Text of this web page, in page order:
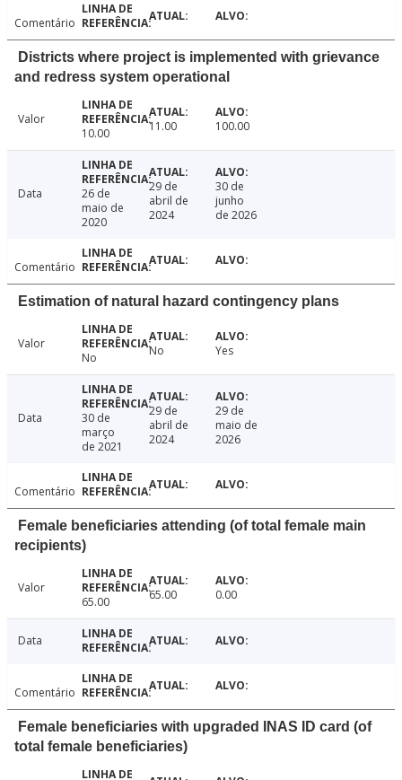
Comentário
Districts where project is implemented with grievance
and redress system operational
Valor
10.00
11.00 100.00
Data
26 de
maio de
2020
29 de
abril de
2024
30 de
junho
de 2026
Comentário
Estimation of natural hazard contingency plans
Valor
No
No Yes
Data
30 de
março
de 2021
29 de
abril de
2024
29 de
maio de
2026
Comentário
Female beneficiaries attending (of total female main
recipients)
Valor
65.00
65.00 0.00
Data
Comentário
Female beneficiaries with upgraded INAS ID card (of
total female beneficiaries)